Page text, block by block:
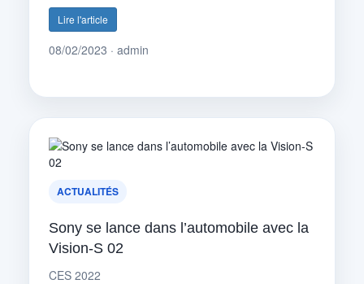
Lire l'article
08/02/2023 · admin
ACTUALITÉS
Sony se lance dans l’automobile avec la
Vision-S 02
CES 2022